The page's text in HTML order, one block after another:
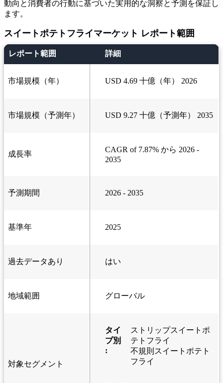
動向と消費者の行動に基づいた実用的な洞察と予測を保証し
ます。
スイートポテトフライマーケット レポート範囲
レポート範囲 詳細
市場規模（年） USD 4.69 十億（年） 2026
市場規模（予測年） USD 9.27 十億（予測年） 2035
成長率
CAGR of 7.87% から 2026 -
2035
予測期間 2026 - 2035
基準年 2025
過去データあり はい
地域範囲 グローバル
対象セグメント
タイ
プ別
:
ストリップスイートポ
テトフライ
不規則スイートポテト
フライ